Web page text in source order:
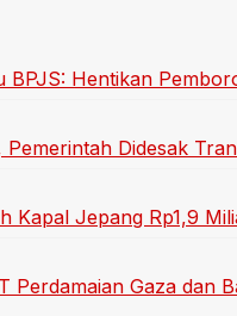
BPJS: Hentikan
Didesak
Kapal Jepang Rp1,9
Gaza dan